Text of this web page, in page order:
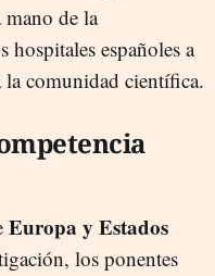
de la
hospitales españoles a
la comunidad científica.
Europa y Estados
los ponentes